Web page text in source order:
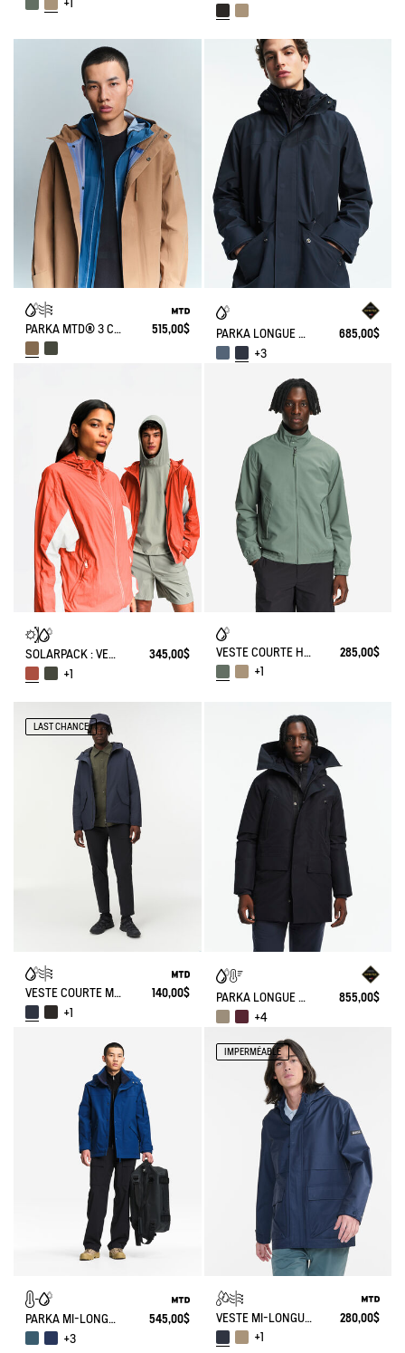
+1
PARKA MTD® 3 COUCHES TOUCHER COTON MI-LONGUE À CAPUCHE 515,00$ PARKA LONGUE GORE-TEX® T-KIT AVEC CAPUCHE
685,00$
+3
SOLARPACK : VESTE MIXTE DÉPERLANTE PLIABLE UV-C®
345,00$
+1
VESTE COURTE HARRINGTON EN SERGÉ DÉPERLANT
285,00$
+1
LAST CHANCE
VESTE COURTE MTD OUATE DUPONT SORONA® AVEC CAPUCHE
140,00$
+1
PARKA LONGUE GORE-TEX® À CAPUCHE AVEC MATELASSAGE EN DUVETS ET PLUMES
855,00$
+4
PARKA MI-LONGUE AIGLE COPELAND IMPERMÉABLE ET CHAUDE MTD
545,00$
+3
IMPERMÉABLE
VESTE MI-LONGUE MTD AVEC CAPUCHE
280,00$
+1